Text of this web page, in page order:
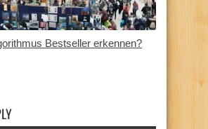
Bestseller erkennen?